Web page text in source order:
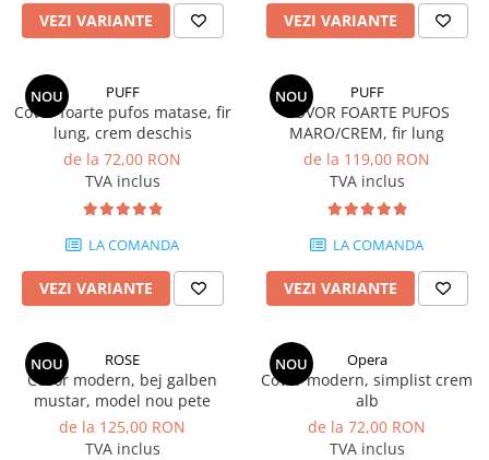
VEZI VARIANTE VEZI VARIANTE
NOU PUFF
Covor foarte pufos matase, fir
lung, crem deschis
de la 72,00 RON
TVA inclus
LA COMANDA
VEZI VARIANTE
NOU PUFF
COVOR FOARTE PUFOS
MARO/CREM, fir lung
de la 119,00 RON
TVA inclus
LA COMANDA
VEZI VARIANTE
NOU ROSE
Covor modern, bej galben
mustar, model nou pete
de la 125,00 RON
TVA inclus
NOU Opera
Covor modern, simplist crem
alb
de la 72,00 RON
TVA inclus